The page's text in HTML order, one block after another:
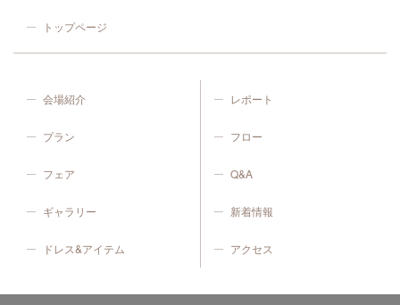
トップページ
会場紹介
プラン
フェア
ギャラリー
ドレス&アイテム
レポート
フロー
Q&A
新着情報
アクセス